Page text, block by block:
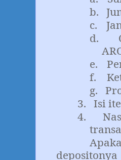
b.
c.
d.
e.
f.
g.
3. Isi
4.